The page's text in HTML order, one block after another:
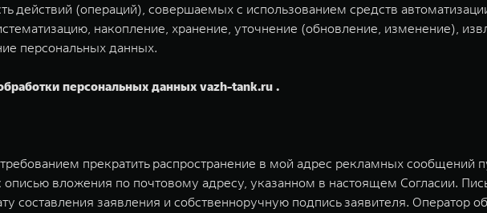
действий (операций), совершаемых с использованием средств
накопление, хранение, уточнение (обновление, изменение),
персональных данных.
персональных данных vazh-tank.ru .
прекратить распространение в мой адрес рекламных сообщений
вложения по почтовому адресу, указанном в настоящем Согласии.
составления заявления и собственноручную подпись заявителя. Оператор